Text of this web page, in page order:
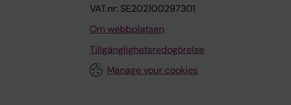
VAT.nr: SE202100297301
Om webbplatsen
Tillgänglighetsredogörelse
Manage your cookies